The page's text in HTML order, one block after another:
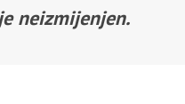
neizmijenjen.